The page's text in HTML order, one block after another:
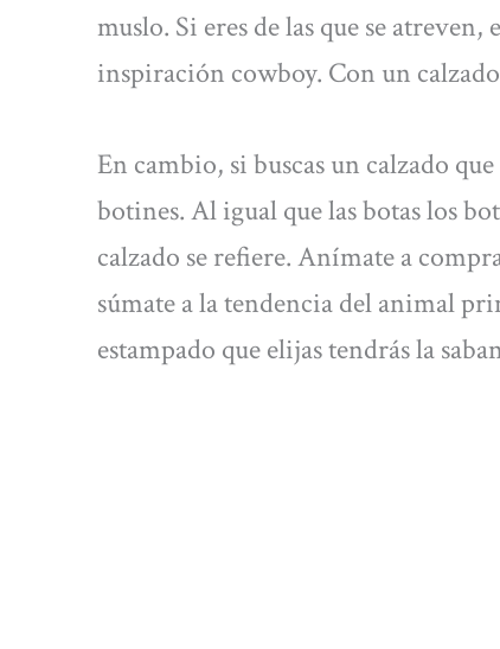
muslo. Si eres de las que se
inspiración cowboy. Con un
En cambio, si buscas un calzado
botines. Al igual que las botas los
calzado se refiere. Anímate a
súmate a la tendencia del animal
estampado que elijas tendrás la